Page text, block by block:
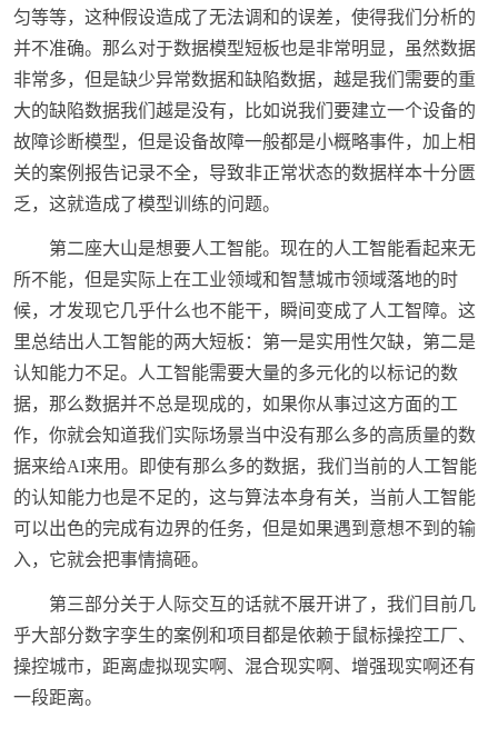
匀等等，这种假设造成了无法调和的误差，使得我们分析的
并不准确。那么对于数据模型短板也是非常明显，虽然数据
非常多，但是缺少异常数据和缺陷数据，越是我们需要的重
大的缺陷数据我们越是没有，比如说我们要建立一个设备的
故障诊断模型，但是设备故障一般都是小概略事件，加上相
关的案例报告记录不全，导致非正常状态的数据样本十分匮
乏，这就造成了模型训练的问题。
第二座大山是想要人工智能。现在的人工智能看起来无
所不能，但是实际上在工业领域和智慧城市领域落地的时
候，才发现它几乎什么也不能干，瞬间变成了人工智障。这
里总结出人工智能的两大短板：第一是实用性欠缺，第二是
认知能力不足。人工智能需要大量的多元化的以标记的数
据，那么数据并不总是现成的，如果你从事过这方面的工
作，你就会知道我们实际场景当中没有那么多的高质量的数
据来给AI来用。即使有那么多的数据，我们当前的人工智能
的认知能力也是不足的，这与算法本身有关，当前人工智能
可以出色的完成有边界的任务，但是如果遇到意想不到的输
入，它就会把事情搞砸。
第三部分关于人际交互的话就不展开讲了，我们目前几
乎大部分数字孪生的案例和项目都是依赖于鼠标操控工厂、
操控城市，距离虚拟现实啊、混合现实啊、增强现实啊还有
一段距离。